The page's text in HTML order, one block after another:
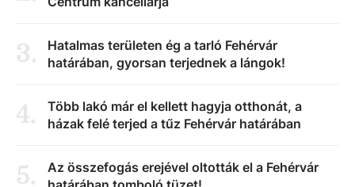
3.
Hatalmas területen ég a tarló Fehérvár
határában, gyorsan terjednek a lángok!
4.
Több lakó már el kellett hagyja otthonát, a
házak felé terjed a tűz Fehérvár határában
5.
Az összefogás erejével oltották el a Fehérvár